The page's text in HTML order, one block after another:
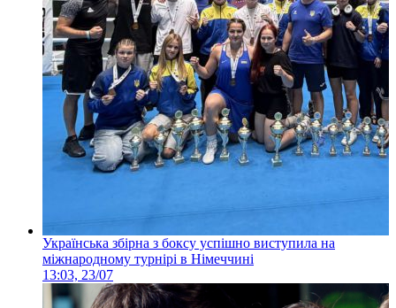
Українська збірна з боксу успішно виступила на
міжнародному турнірі в Німеччині
13:03, 23/07